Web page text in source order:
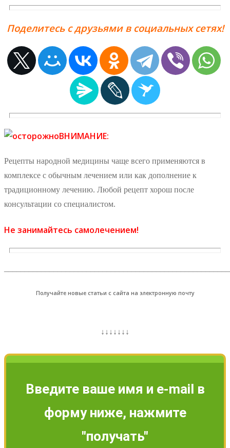
Поделитесь с друзьями в социальных сетях!
ВНИМАНИЕ:
Рецепты народной медицины чаще всего применяются в
комплексе с обычным лечением или как дополнение к
традиционному лечению. Любой рецепт хорош после
консультации со специалистом.
Не занимайтесь самолечением!
Получайте новые статьи с сайта на электронную почту
↓↓↓↓↓↓↓
Введите ваше имя и e-mail в
форму ниже, нажмите
"получать"